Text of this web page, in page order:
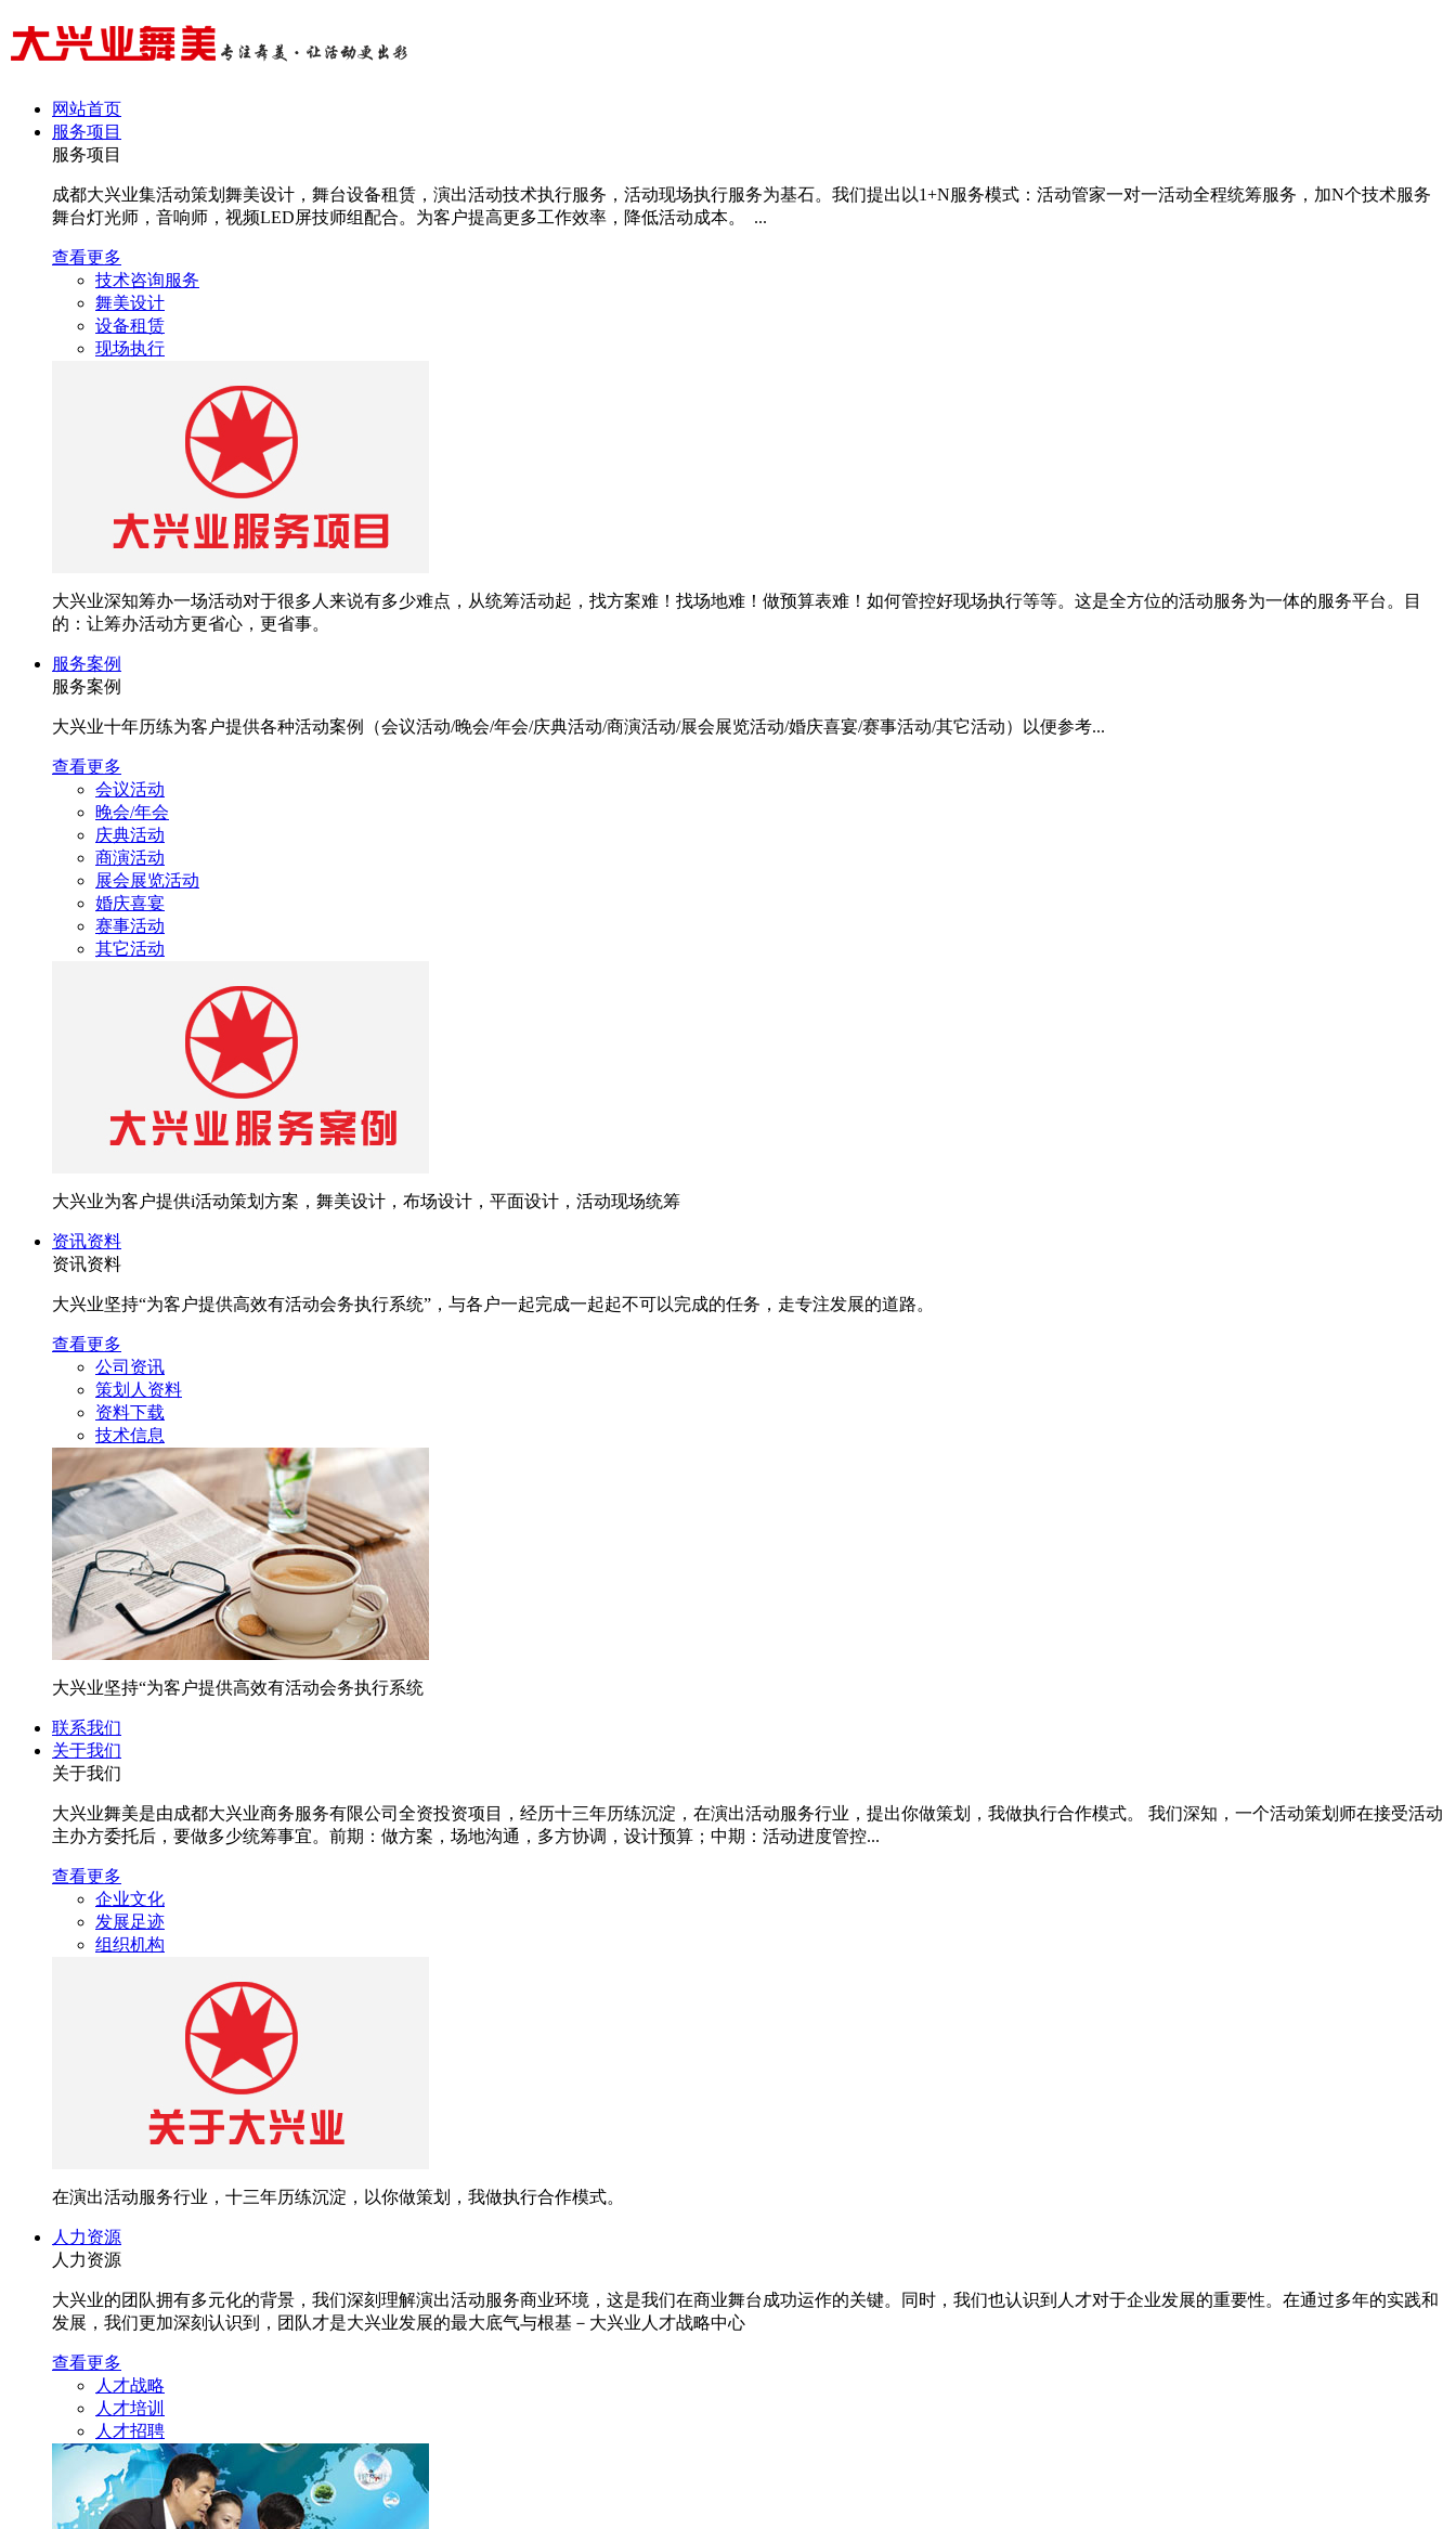
网站首页
服务项目
服务项目
成都大兴业集活动策划舞美设计，舞台设备租赁，演出活动技术执行服务，活动现场执行服务为基石。我们提出以1+N服务模式：活动管家一对一活动全程统筹服务，加N个技术服务
舞台灯光师，音响师，视频LED屏技师组配合。为客户提高更多工作效率，降低活动成本。 ...
查看更多
技术咨询服务
舞美设计
设备租赁
现场执行
大兴业深知筹办一场活动对于很多人来说有多少难点，从统筹活动起，找方案难！找场地难！做预算表难！如何管控好现场执行等等。这是全方位的活动服务为一体的服务平台。目
的：让筹办活动方更省心，更省事。
服务案例
服务案例
大兴业十年历练为客户提供各种活动案例（会议活动/晚会/年会/庆典活动/商演活动/展会展览活动/婚庆喜宴/赛事活动/其它活动）以便参考...
查看更多
会议活动
晚会/年会
庆典活动
商演活动
展会展览活动
婚庆喜宴
赛事活动
其它活动
大兴业为客户提供i活动策划方案，舞美设计，布场设计，平面设计，活动现场统筹
资讯资料
资讯资料
大兴业坚持“为客户提供高效有活动会务执行系统”，与各户一起完成一起起不可以完成的任务，走专注发展的道路。
查看更多
公司资讯
策划人资料
资料下载
技术信息
大兴业坚持“为客户提供高效有活动会务执行系统
联系我们
关于我们
关于我们
大兴业舞美是由成都大兴业商务服务有限公司全资投资项目，经历十三年历练沉淀，在演出活动服务行业，提出你做策划，我做执行合作模式。 我们深知，一个活动策划师在接受活动
主办方委托后，要做多少统筹事宜。前期：做方案，场地沟通，多方协调，设计预算；中期：活动进度管控...
查看更多
企业文化
发展足迹
组织机构
在演出活动服务行业，十三年历练沉淀，以你做策划，我做执行合作模式。
人力资源
人力资源
大兴业的团队拥有多元化的背景，我们深刻理解演出活动服务商业环境，这是我们在商业舞台成功运作的关键。同时，我们也认识到人才对于企业发展的重要性。在通过多年的实践和
发展，我们更加深刻认识到，团队才是大兴业发展的最大底气与根基－大兴业人才战略中心
查看更多
人才战略
人才培训
人才招聘